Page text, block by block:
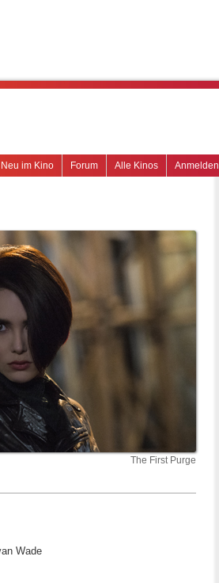
Anmelden
Alle Kinos
Forum
Neu im Kino
The First Purge
Wade